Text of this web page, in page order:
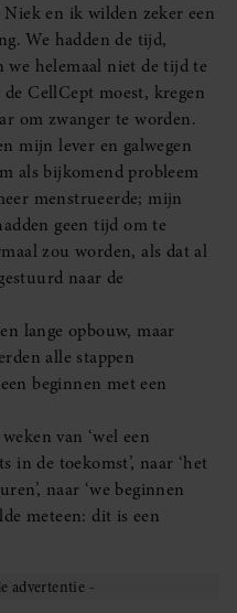
en ik wilden zeker een
We hadden de tijd,
we helemaal niet de tijd te
CellCept moest, kregen
om zwanger te worden.
mijn lever en galwegen
als bijkomend probleem
menstrueerde; mijn
geen tijd om te
zou worden, als dat al
naar de
lange opbouw, maar
alle stappen
beginnen met een
van ‘wel een
in de toekomst’, naar ‘het
naar ‘we beginnen
meteen: dit is een